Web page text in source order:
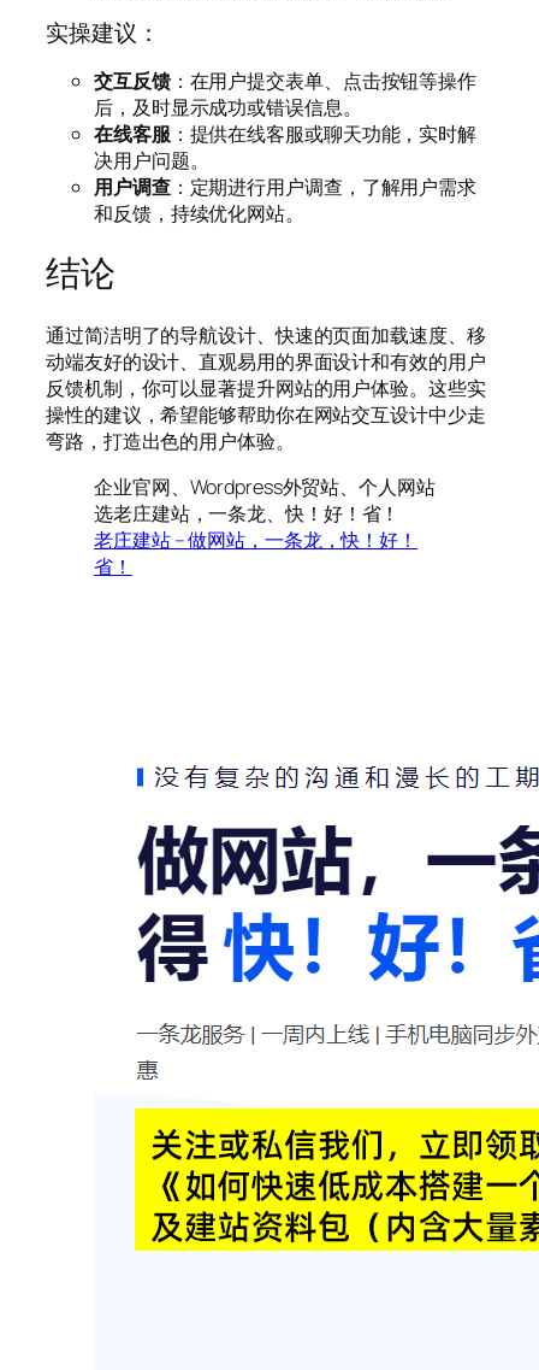
实操建议：
交互反馈：在用户提交表单、点击按钮等操作
后，及时显示成功或错误信息。
在线客服：提供在线客服或聊天功能，实时解
决用户问题。
用户调查：定期进行用户调查，了解用户需求
和反馈，持续优化网站。
结论
通过简洁明了的导航设计、快速的页面加载速度、移
动端友好的设计、直观易用的界面设计和有效的用户
反馈机制，你可以显著提升网站的用户体验。这些实
操性的建议，希望能够帮助你在网站交互设计中少走
弯路，打造出色的用户体验。
企业官网、Wordpress外贸站、个人网站
选老庄建站，一条龙、快！好！省！
老庄建站 – 做网站，一条龙，快！好！
省！